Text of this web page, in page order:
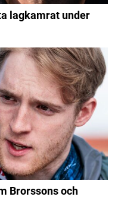
lagkamrat under
Brorssons och